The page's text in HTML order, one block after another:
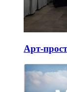
Арт-